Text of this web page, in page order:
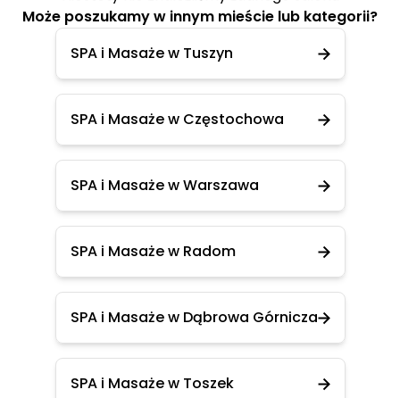
Może poszukamy w innym mieście lub kategorii?
SPA i Masaże w Tuszyn
SPA i Masaże w Częstochowa
SPA i Masaże w Warszawa
SPA i Masaże w Radom
SPA i Masaże w Dąbrowa Górnicza
SPA i Masaże w Toszek